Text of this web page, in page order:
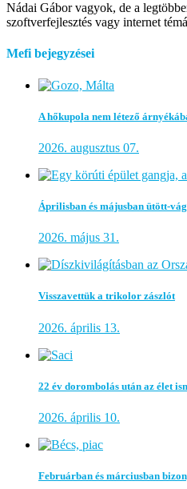
Nádai Gábor vagyok, de a
szoftverfejlesztés vagy internet
Mefi bejegyzései
A hőkupola nem létező
2026. augusztus 07.
Áprilisban és májusban ütött-
2026. május 31.
Visszavettük a trikolor zászlót
2026. április 13.
22 év dorombolás után az élet
2026. április 10.
Februárban és márciusban